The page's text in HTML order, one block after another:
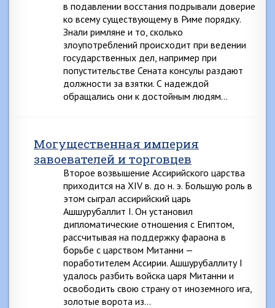
в подавлении восстания подрывали доверие
ко всему существующему в Риме порядку.
Знали римляне и то, сколько
злоупотреблений происходит при ведении
государственных дел, например при
попустительстве Сената консулы раздают
должности за взятки. С надеждой
обращались они к достойным людям…
Могущественная империя
завоевателей и торговцев
Второе возвышение Ассирийского царства
приходится на XIV в. до н. э. Большую роль в
этом сыграл ассирийский царь
Ашшурубаллит I. Он установил
дипломатические отношения с Египтом,
рассчитывая на поддержку фараона в
борьбе с царством Митанни —
поработителем Ассирии. Ашшурубаллиту I
удалось разбить войска царя Митанни и
освободить свою страну от иноземного ига,
золотые ворота из…